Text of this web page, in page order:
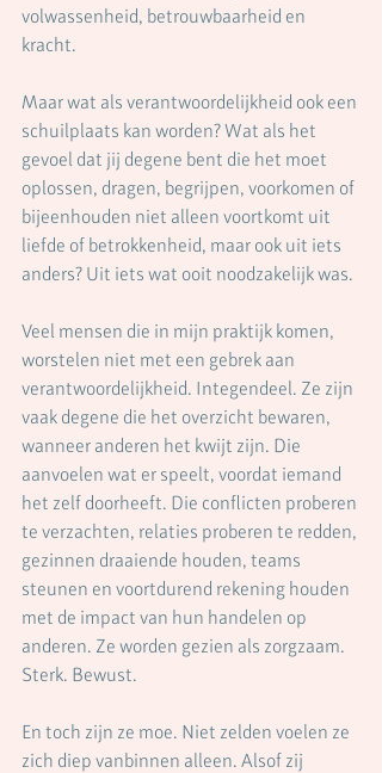
volwassenheid, betrouwbaarheid en
kracht.
Maar wat als verantwoordelijkheid ook een
schuilplaats kan worden? Wat als het
gevoel dat jij degene bent die het moet
oplossen, dragen, begrijpen, voorkomen of
bijeenhouden niet alleen voortkomt uit
liefde of betrokkenheid, maar ook uit iets
anders? Uit iets wat ooit noodzakelijk was.
Veel mensen die in mijn praktijk komen,
worstelen niet met een gebrek aan
verantwoordelijkheid. Integendeel. Ze zijn
vaak degene die het overzicht bewaren,
wanneer anderen het kwijt zijn. Die
aanvoelen wat er speelt, voordat iemand
het zelf doorheeft. Die conflicten proberen
te verzachten, relaties proberen te redden,
gezinnen draaiende houden, teams
steunen en voortdurend rekening houden
met de impact van hun handelen op
anderen. Ze worden gezien als zorgzaam.
Sterk. Bewust.
En toch zijn ze moe. Niet zelden voelen ze
zich diep vanbinnen alleen. Alsof zij